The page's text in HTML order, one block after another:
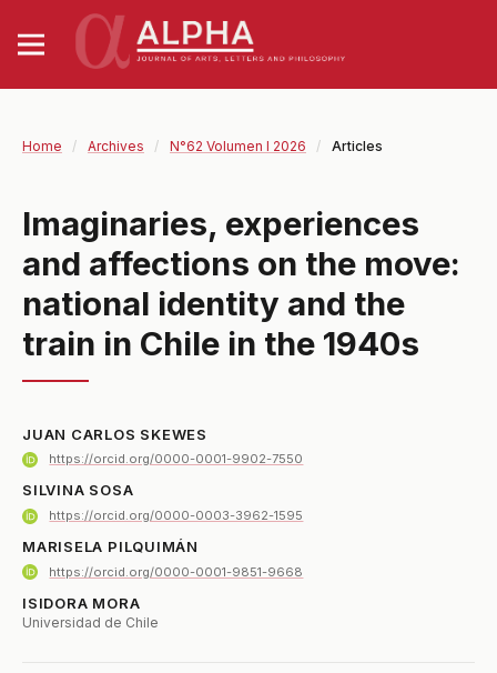
Home / Archives / N°62 Volumen I 2026 / Articles
Imaginaries, experiences
and affections on the move:
national identity and the
train in Chile in the 1940s
JUAN CARLOS SKEWES
https://orcid.org/0000-0001-9902-7550
SILVINA SOSA
https://orcid.org/0000-0003-3962-1595
MARISELA PILQUIMÁN
https://orcid.org/0000-0001-9851-9668
ISIDORA MORA
Universidad de Chile